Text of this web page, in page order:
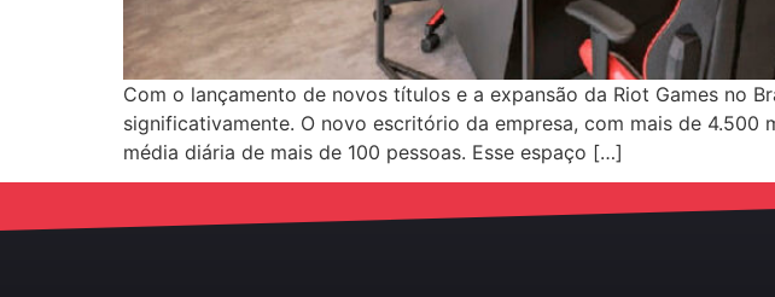
Com o lançamento de novos títulos e a expansão da Riot Games no
significativamente. O novo escritório da empresa, com mais de
média diária de mais de 100 pessoas. Esse espaço […]